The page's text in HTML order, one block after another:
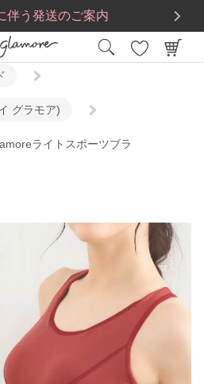
伴う発送のご案内
)以上で送料無料
グラモア)
ライトスポーツブラ